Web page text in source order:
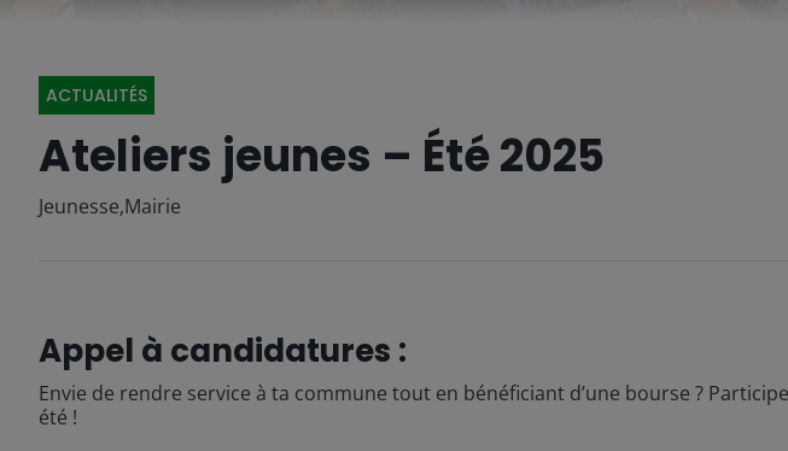
ACTUALITÉS
Ateliers jeunes – Été 2025
Jeunesse,Mairie
Appel à candidatures :
Envie de rendre service à ta commune tout en bénéficiant d’une bourse ?
été !